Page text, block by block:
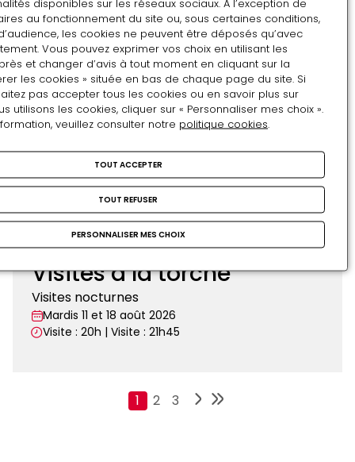
Mais
pas
que...
Concerto pour clarinette
et « Grande Messe » de
Mozart
Pierres lyriques
Le 7 août 2026
COUR D'HONNEUR DU CHÂTEAU-CONCERT
Concerto
pour
clarinette
et
Grande
Messe
Visites à la torche
Visites nocturnes
Mardis 11 et 18 août 2026
Visite : 20h | Visite : 21h45
CHÂTEAU DE PAU-VISITE COMMENTÉE DU
CHÂTEAU
PaginationPage
1 Page
2 Page
3
disponibles sur les réseaux sociaux. A l’exception de
au fonctionnement du site ou, sous certaines conditions,
les cookies ne peuvent être déposés qu’avec
Vous pouvez exprimer vos choix en utilisant les
et changer d’avis à tout moment en cliquant sur la
les cookies » située en bas de chaque page du site. Si
pas accepter tous les cookies ou en savoir plus sur
utilisons les cookies, cliquer sur « Personnaliser mes choix ».
veuillez consulter notre politique cookies.
TOUT ACCEPTER
TOUT REFUSER
PERSONNALISER MES CHOIX